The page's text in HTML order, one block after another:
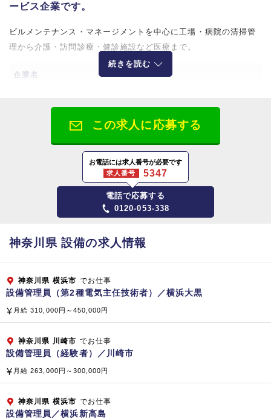
ービス企業です。
ビルメンテナンス・マネージメントを中心に工場・病院の清掃管
理から介護・訪問診療・健診施設など医療まで。
企業名
【大阪本社】
〒564-0044 大阪府吹田市南金田2-12-1
【東京本部】
〒141-0031 東京都品川区西五反田8‐4‐13
五反田JPビルディング 5階
資本金
1,808百万円（平成29年3月現在）
従業員数
総合ビルメンテナンス（清掃管理・警備・設備管理）
プロパティマネジメント、ファシリティマネジメント
コンストラクト＆リフォーム（建物・設備・省エネ提案）
サニテーション（食品製造工場や病院の消毒殺菌）
不動産分譲および管理、水処理装置（開発・販売）
ＦＣ店舗運営、介護サービス業務（訪問看護、訪問介護、居宅
介護支援）
老人ホーム経営、医療関連経営コンサルティング（病院・クリ
続きを読む
この求人に応募する
お電話には求人番号が必要です
求人番号
5347
電話で応募する
0120-053-338
神奈川県 設備の求人情報
神奈川県 横浜市 でお仕事
設備管理員（第2種電気主任技術者）／横浜大黒
月給 310,000円～450,000円
神奈川県 川崎市 でお仕事
設備管理員（経験者）／川崎市
月給 263,000円～300,000円
神奈川県 横浜市 でお仕事
設備管理員／横浜新高島